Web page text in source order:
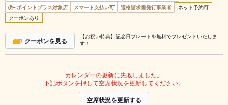
ポイントプラス対象店
スマート支払い可 適格請求書発行事業者
ネット予約可
クーポンあり
クーポンを見る
【お祝い特典】記念日プレートを無料でプレゼントいたしま
す！
カレンダーの更新に失敗しました。
下記ボタンを押して空席状況を更新してください。
空席状況を更新する